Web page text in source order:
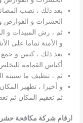
بعد ذلك ، نصب
الحشرات و القوارض
ثم ، رش المبيدات و
و الأمنة تماما على
بعد ذلك ، كنس و جمع
أكياس القمامة
ثم ، تنظيف ما
و أخيرا ، تطهير
ثم تعقيم المكان ثم
ارقام شركة مكافحة